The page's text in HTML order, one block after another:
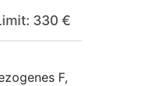
330 €
F,